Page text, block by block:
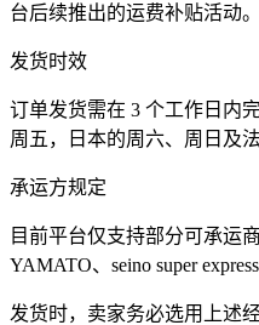
台后续推出的运费补贴活动。
发货时效
订单发货需在 3 个工作日内
周五，日本的周六、周日及
承运方规定
目前平台仅支持部分可承运商
YAMATO、seino super
发货时，卖家务必选用上述